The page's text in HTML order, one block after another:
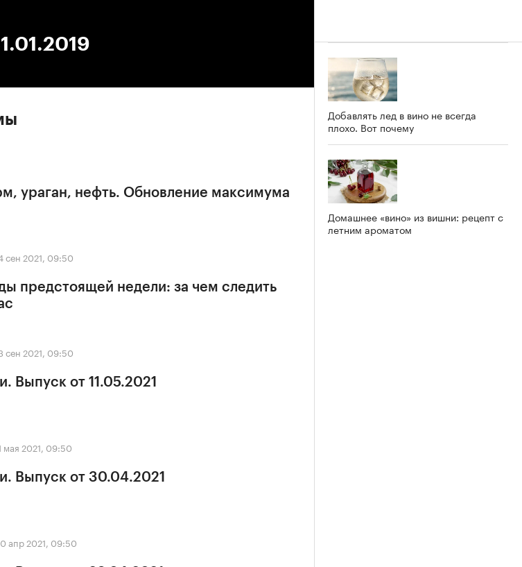
ураган, нефть. Обновление максимума
сен 2021, 09:50
предстоящей недели: за чем следить
сен 2021, 09:50
Выпуск от 11.05.2021
мая 2021, 09:50
Выпуск от 30.04.2021
апр 2021, 09:50
Добавлять лед в вино не всегда
плохо. Вот почему
Домашнее «вино» из вишни: рецепт с
летним ароматом